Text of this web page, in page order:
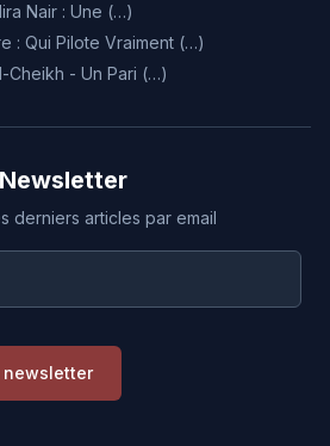
Nair : Une (…)
: Qui Pilote Vraiment (…)
Cheikh - Un Pari (…)
Newsletter
derniers articles par email